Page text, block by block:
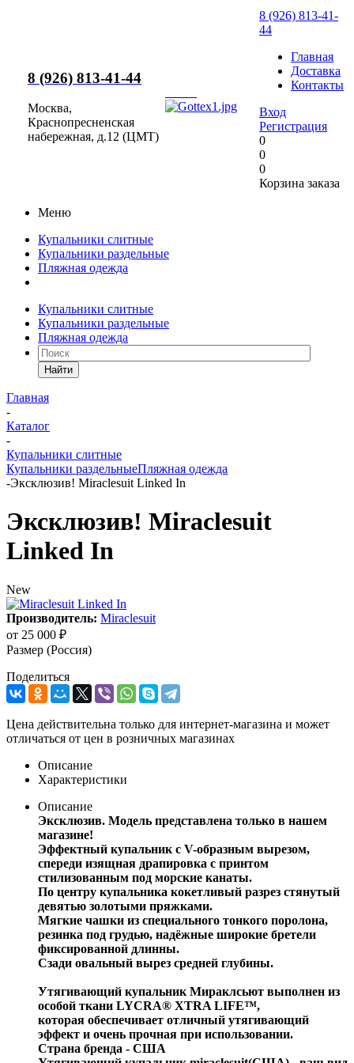
8 (926) 813-41-44
Москва,
Краснопресненская
набережная, д.12 (ЦМТ)
8 (926) 813-41-
44
Главная
Доставка
Контакты
Вход
Регистрация
0
0
0
Корзина заказа
Меню
Купальники слитные
Купальники раздельные
Пляжная одежда
Купальники слитные
Купальники раздельные
Пляжная одежда
Найти
Главная
-
Каталог
-
Купальники слитные
Купальники раздельныеПляжная одежда
-Эксклюзив! Miraclesuit Linked In
Эксклюзив! Miraclesuit
Linked In
New
Производитель: Miraclesuit
от 25 000 ₽
Размер (Россия)
Поделиться
Цена действительна только для интернет-магазина и может
отличаться от цен в розничных магазинах
Описание
Характеристики
Описание
Эксклюзив. Модель представлена только в нашем
магазине!
Эффектный купальник с V-образным вырезом,
спереди изящная драпировка с принтом
стилизованным под морские канаты.
По центру купальника кокетливый разрез стянутый
девятью золотыми пряжками.
Мягкие чашки из специального тонкого поролона,
резинка под грудью, надёжные широкие бретели
фиксированной длинны.
Сзади овальный вырез средней глубины.
Утягивающий купальник Мираклсьют выполнен из
особой ткани LYCRA® XTRA LIFE™,
которая обеспечивает отличный утягивающий
эффект и очень прочная при использовании.
Страна бренда - США